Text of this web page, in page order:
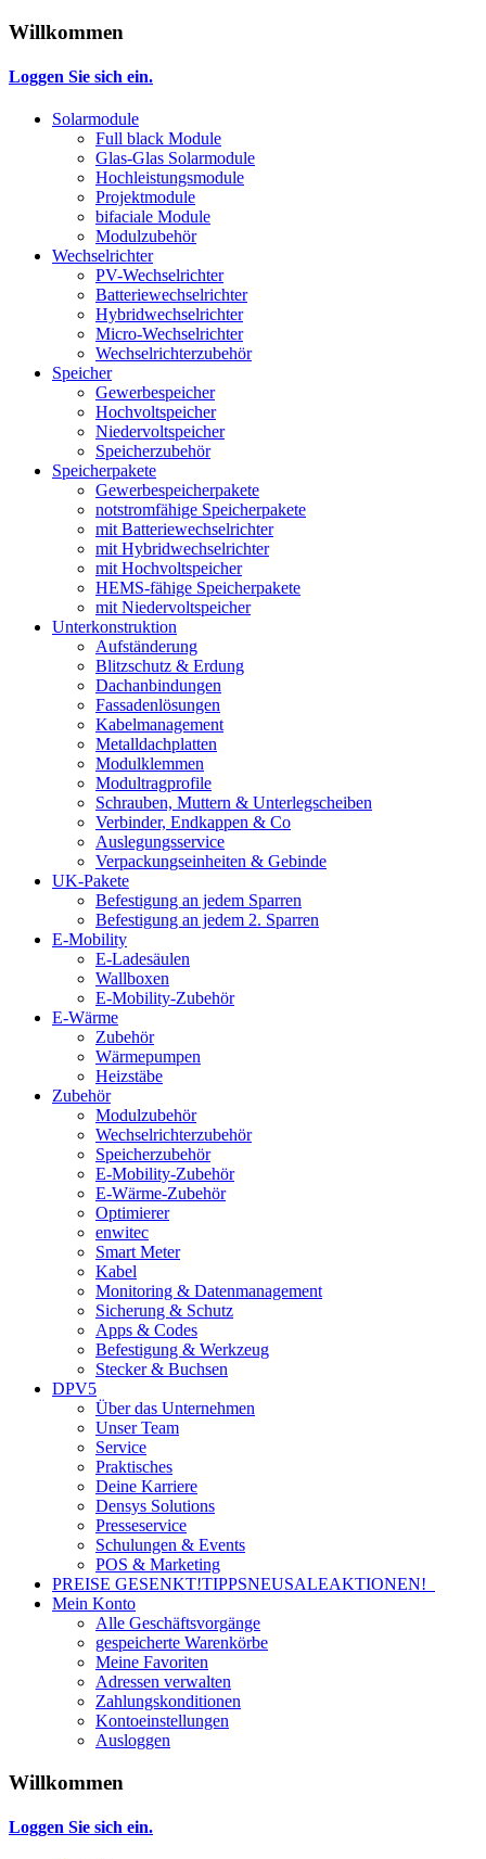
Willkommen
Loggen Sie sich ein.
Solarmodule
Full black Module
Glas-Glas Solarmodule
Hochleistungsmodule
Projektmodule
bifaciale Module
Modulzubehör
Wechselrichter
PV-Wechselrichter
Batteriewechselrichter
Hybridwechselrichter
Micro-Wechselrichter
Wechselrichterzubehör
Speicher
Gewerbespeicher
Hochvoltspeicher
Niedervoltspeicher
Speicherzubehör
Speicherpakete
Gewerbespeicherpakete
notstromfähige Speicherpakete
mit Batteriewechselrichter
mit Hybridwechselrichter
mit Hochvoltspeicher
HEMS-fähige Speicherpakete
mit Niedervoltspeicher
Unterkonstruktion
Aufständerung
Blitzschutz & Erdung
Dachanbindungen
Fassadenlösungen
Kabelmanagement
Metalldachplatten
Modulklemmen
Modultragprofile
Schrauben, Muttern & Unterlegscheiben
Verbinder, Endkappen & Co
Auslegungsservice
Verpackungseinheiten & Gebinde
UK-Pakete
Befestigung an jedem Sparren
Befestigung an jedem 2. Sparren
E-Mobility
E-Ladesäulen
Wallboxen
E-Mobility-Zubehör
E-Wärme
Zubehör
Wärmepumpen
Heizstäbe
Zubehör
Modulzubehör
Wechselrichterzubehör
Speicherzubehör
E-Mobility-Zubehör
E-Wärme-Zubehör
Optimierer
enwitec
Smart Meter
Kabel
Monitoring & Datenmanagement
Sicherung & Schutz
Apps & Codes
Befestigung & Werkzeug
Stecker & Buchsen
DPV5
Über das Unternehmen
Unser Team
Service
Praktisches
Deine Karriere
Densys Solutions
Presseservice
Schulungen & Events
POS & Marketing
PREISE GESENKT!TIPPSNEUSALEAKTIONEN!
Mein Konto
Alle Geschäftsvorgänge
gespeicherte Warenkörbe
Meine Favoriten
Adressen verwalten
Zahlungskonditionen
Kontoeinstellungen
Ausloggen
Willkommen
Loggen Sie sich ein.